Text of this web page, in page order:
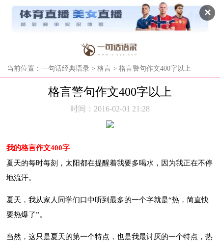
✕
当前位置： 一句话经典语录 > 格言 > 格言警句作文400字以上
格言警句作文400字以上
时间：2016-02-01 21:28
我的格言作文400字
夏天的每时每刻，太阳都在提醒着我要多喝水，因为我正在不停
地流汗。
夏天，我从家人同学们口中听到最多的一个字就是“热，简直快
要热爆了”。
当然，这只是夏天的第一个特点，也是我最讨厌的一个特点，热